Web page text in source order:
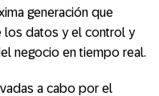
generación que
los datos y el control y
negocio en tiempo real.
a cabo por el